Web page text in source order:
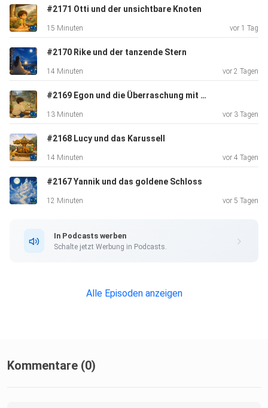
#2171 Otti und der unsichtbare Knoten
15 Minuten vor 1 Tag
#2170 Rike und der tanzende Stern
14 Minuten vor 2 Tagen
#2169 Egon und die Überraschung mit der Stupsnase
13 Minuten vor 3 Tagen
#2168 Lucy und das Karussell
14 Minuten vor 4 Tagen
#2167 Yannik und das goldene Schloss
12 Minuten vor 5 Tagen
In Podcasts werben
Schalte jetzt Werbung in Podcasts.
Alle Episoden anzeigen
Kommentare (0)